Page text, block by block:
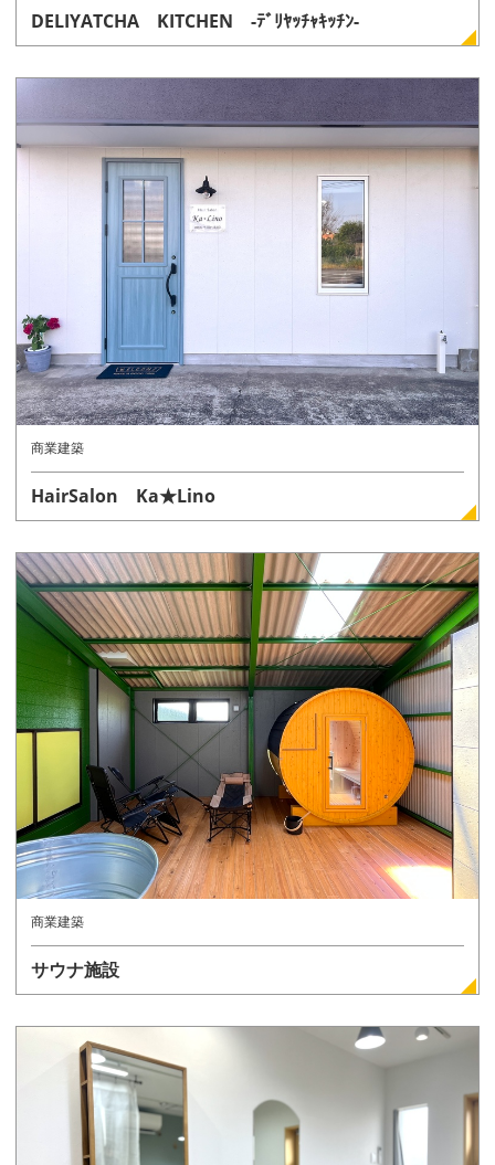
DELIYATCHA KITCHEN -ﾃﾞﾘﾔｯﾁｬｷｯﾁﾝ-
商業建築
HairSalon Ka★Lino
詳しく見る
商業建築
サウナ施設
詳しく見る
詳しく見る